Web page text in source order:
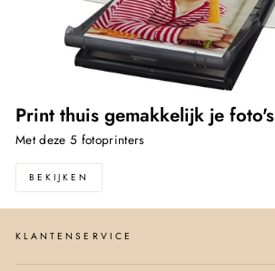
Print thuis gemakkelijk je foto's
Met deze 5 fotoprinters
BEKIJKEN
KLANTENSERVICE